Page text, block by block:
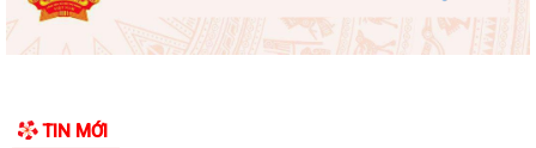
TIN MỚI
Phường Hồng Bàng tập huấn kiến thức về an toàn thực phẩm cho các
cơ sở kinh doanh dịch vụ ăn uống,...
KẾT CÔNG TÁC HỘI 6 THÁNG ĐẦU NĂM 2026